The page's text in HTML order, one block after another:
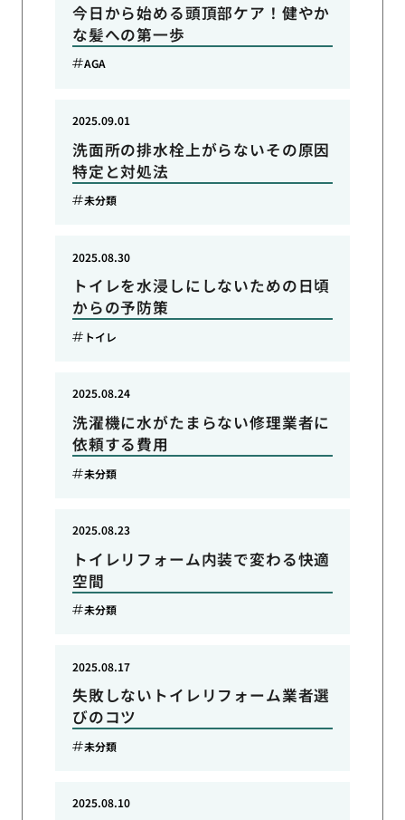
今日から始める頭頂部ケア！健やか
な髪への第一歩
AGA
洗面所の排水栓上がらないその原因
特定と対処法
2025.09.01
未分類
トイレを水浸しにしないための日頃
からの予防策
2025.08.30
トイレ
洗濯機に水がたまらない修理業者に
依頼する費用
2025.08.24
未分類
トイレリフォーム内装で変わる快適
空間
2025.08.23
未分類
失敗しないトイレリフォーム業者選
びのコツ
2025.08.17
未分類
2025.08.10